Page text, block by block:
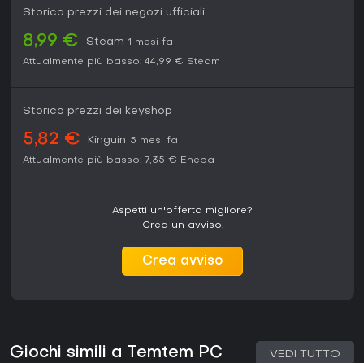
Storico prezzi dei negozi ufficiali
8,99 € Steam 1 mesi fa
Attualmente più basso: 44,99 € Steam
Storico prezzi dei keyshop
5,82 € Kinguin 5 mesi fa
Attualmente più basso: 7,35 € Eneba
Aspetti un'offerta migliore?
Crea un avviso.
Crea avviso
Giochi simili a Temtem PC VEDI TUTTO